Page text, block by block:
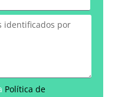
Política de